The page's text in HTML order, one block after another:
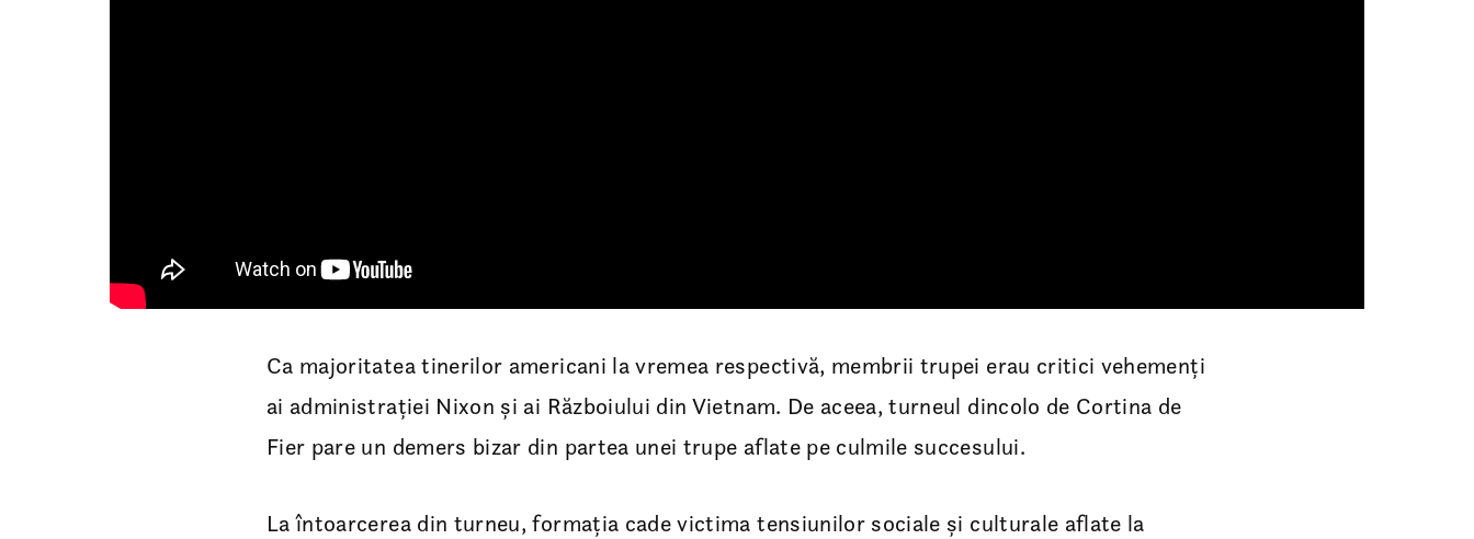
Ca majoritatea tinerilor americani la vremea respectivă, membrii trupei erau critici vehemenți
ai administrației Nixon și ai Războiului din Vietnam. De aceea, turneul dincolo de Cortina de
Fier pare un demers bizar din partea unei trupe aflate pe culmile succesului.
La întoarcerea din turneu, formația cade victima tensiunilor sociale și culturale aflate la